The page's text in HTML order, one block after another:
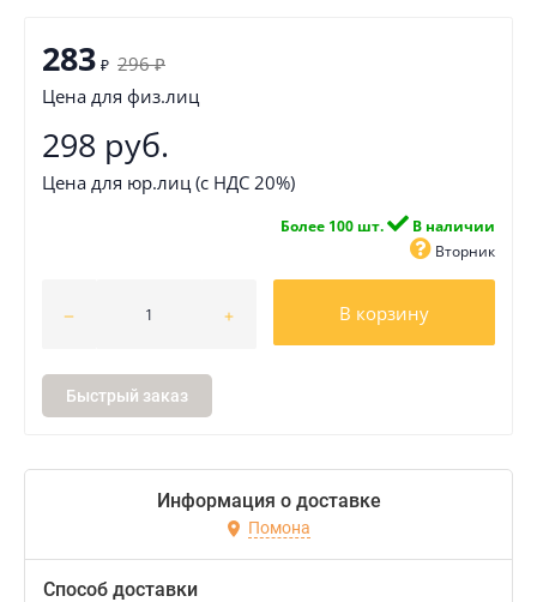
283 ₽ 296 ₽
Цена для физ.лиц
298 руб.
Цена для юр.лиц (с НДС 20%)
Более 100 шт.
В наличии
Вторник
В корзину
Быстрый заказ
Информация о доставке
Помона
Способ доставки